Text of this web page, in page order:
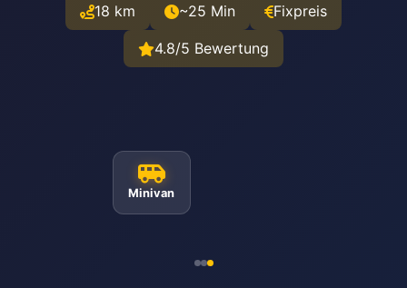
18 km ~25 Min Fixpreis
4.8/5 Bewertung
Minivan